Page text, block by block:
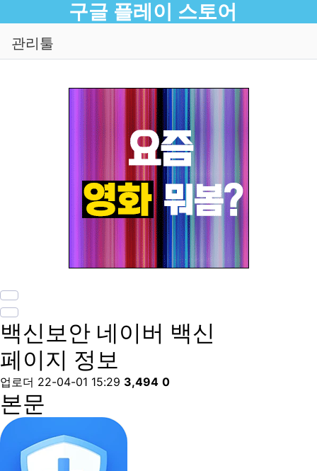
구글 플레이 스토어
관리툴
백신보안 네이버 백신
페이지 정보
업로더 22-04-01 15:29 3,494 0
본문